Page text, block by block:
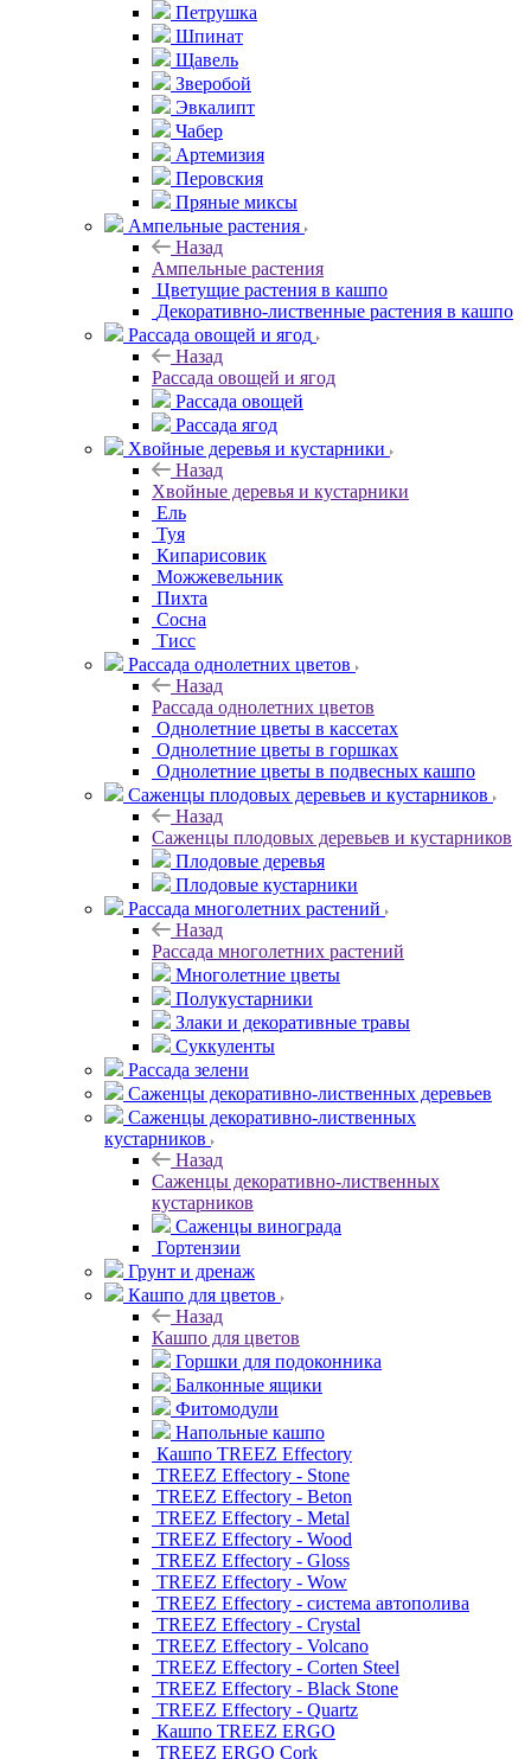
Петрушка
Шпинат
Щавель
Зверобой
Эвкалипт
Чабер
Артемизия
Перовския
Пряные миксы
Ампельные растения
Назад
Ампельные растения
Цветущие растения в кашпо
Декоративно-лиственные растения в кашпо
Рассада овощей и ягод
Назад
Рассада овощей и ягод
Рассада овощей
Рассада ягод
Хвойные деревья и кустарники
Назад
Хвойные деревья и кустарники
Ель
Туя
Кипарисовик
Можжевельник
Пихта
Сосна
Тисc
Рассада однолетних цветов
Назад
Рассада однолетних цветов
Однолетние цветы в кассетах
Однолетние цветы в горшках
Однолетние цветы в подвесных кашпо
Саженцы плодовых деревьев и кустарников
Назад
Саженцы плодовых деревьев и кустарников
Плодовые деревья
Плодовые кустарники
Рассада многолетних растений
Назад
Рассада многолетних растений
Многолетние цветы
Полукустарники
Злаки и декоративные травы
Суккуленты
Рассада зелени
Саженцы декоративно-лиственных деревьев
Саженцы декоративно-лиственных
кустарников
Назад
Саженцы декоративно-лиственных
кустарников
Саженцы винограда
Гортензии
Грунт и дренаж
Кашпо для цветов
Назад
Кашпо для цветов
Горшки для подоконника
Балконные ящики
Фитомодули
Напольные кашпо
Кашпо TREEZ Effectory
TREEZ Effectory - Stone
TREEZ Effectory - Beton
TREEZ Effectory - Metal
TREEZ Effectory - Wood
TREEZ Effectory - Gloss
TREEZ Effectory - Wow
TREEZ Effectory - система автополива
TREEZ Effectory - Crystal
TREEZ Effectory - Volcano
TREEZ Effectory - Corten Steel
TREEZ Effectory - Black Stone
TREEZ Effectory - Quartz
Кашпо TREEZ ERGO
TREEZ ERGO Cork